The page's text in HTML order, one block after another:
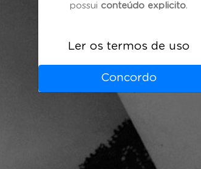
possui conteúdo explicito.
Ler os termos de uso
Concordo